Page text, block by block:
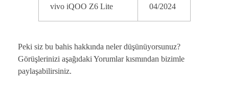
vivo iQOO Z6 Lite 04/2024
Peki siz bu bahis hakkında neler düşünüyorsunuz?
Görüşlerinizi aşağıdaki Yorumlar kısmından bizimle
paylaşabilirsiniz.